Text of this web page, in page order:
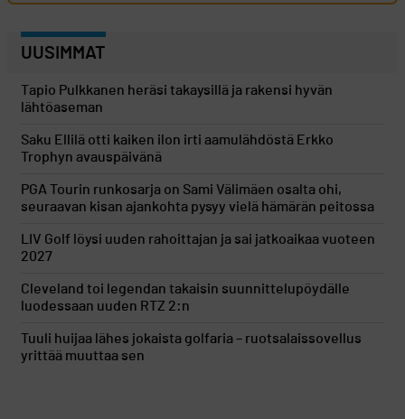
UUSIMMAT
Tapio Pulkkanen heräsi takaysillä ja rakensi hyvän
lähtöaseman
Saku Ellilä otti kaiken ilon irti aamulähdöstä Erkko
Trophyn avauspäivänä
PGA Tourin runkosarja on Sami Välimäen osalta ohi,
seuraavan kisan ajankohta pysyy vielä hämärän peitossa
LIV Golf löysi uuden rahoittajan ja sai jatkoaikaa vuoteen
2027
Cleveland toi legendan takaisin suunnittelupöydälle
luodessaan uuden RTZ 2:n
Tuuli huijaa lähes jokaista golfaria – ruotsalaissovellus
yrittää muuttaa sen